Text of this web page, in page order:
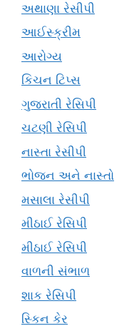
અથાણા રેસીપી
આઈસ્ક્રીમ
આરોગ્ય
કિચન ટિપ્સ
ગુજરાતી રેસિપી
ચટણી રેસિપી
નાસ્તા રેસીપી
ભોજન અને નાસ્તો
મસાલા રેસીપી
મીઠાઈ રેસિપી
મીઠાઈ રેસિપી
વાળની સંભાળ
શાક રેસિપી
સ્કિન કેર